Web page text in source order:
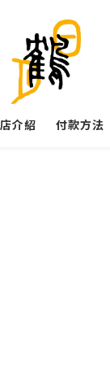
介紹 付款方法